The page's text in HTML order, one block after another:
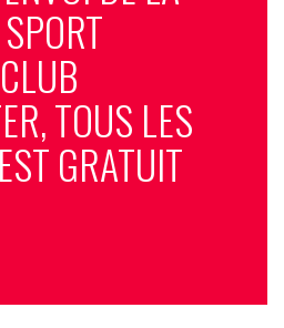
TOUS LES
GRATUIT